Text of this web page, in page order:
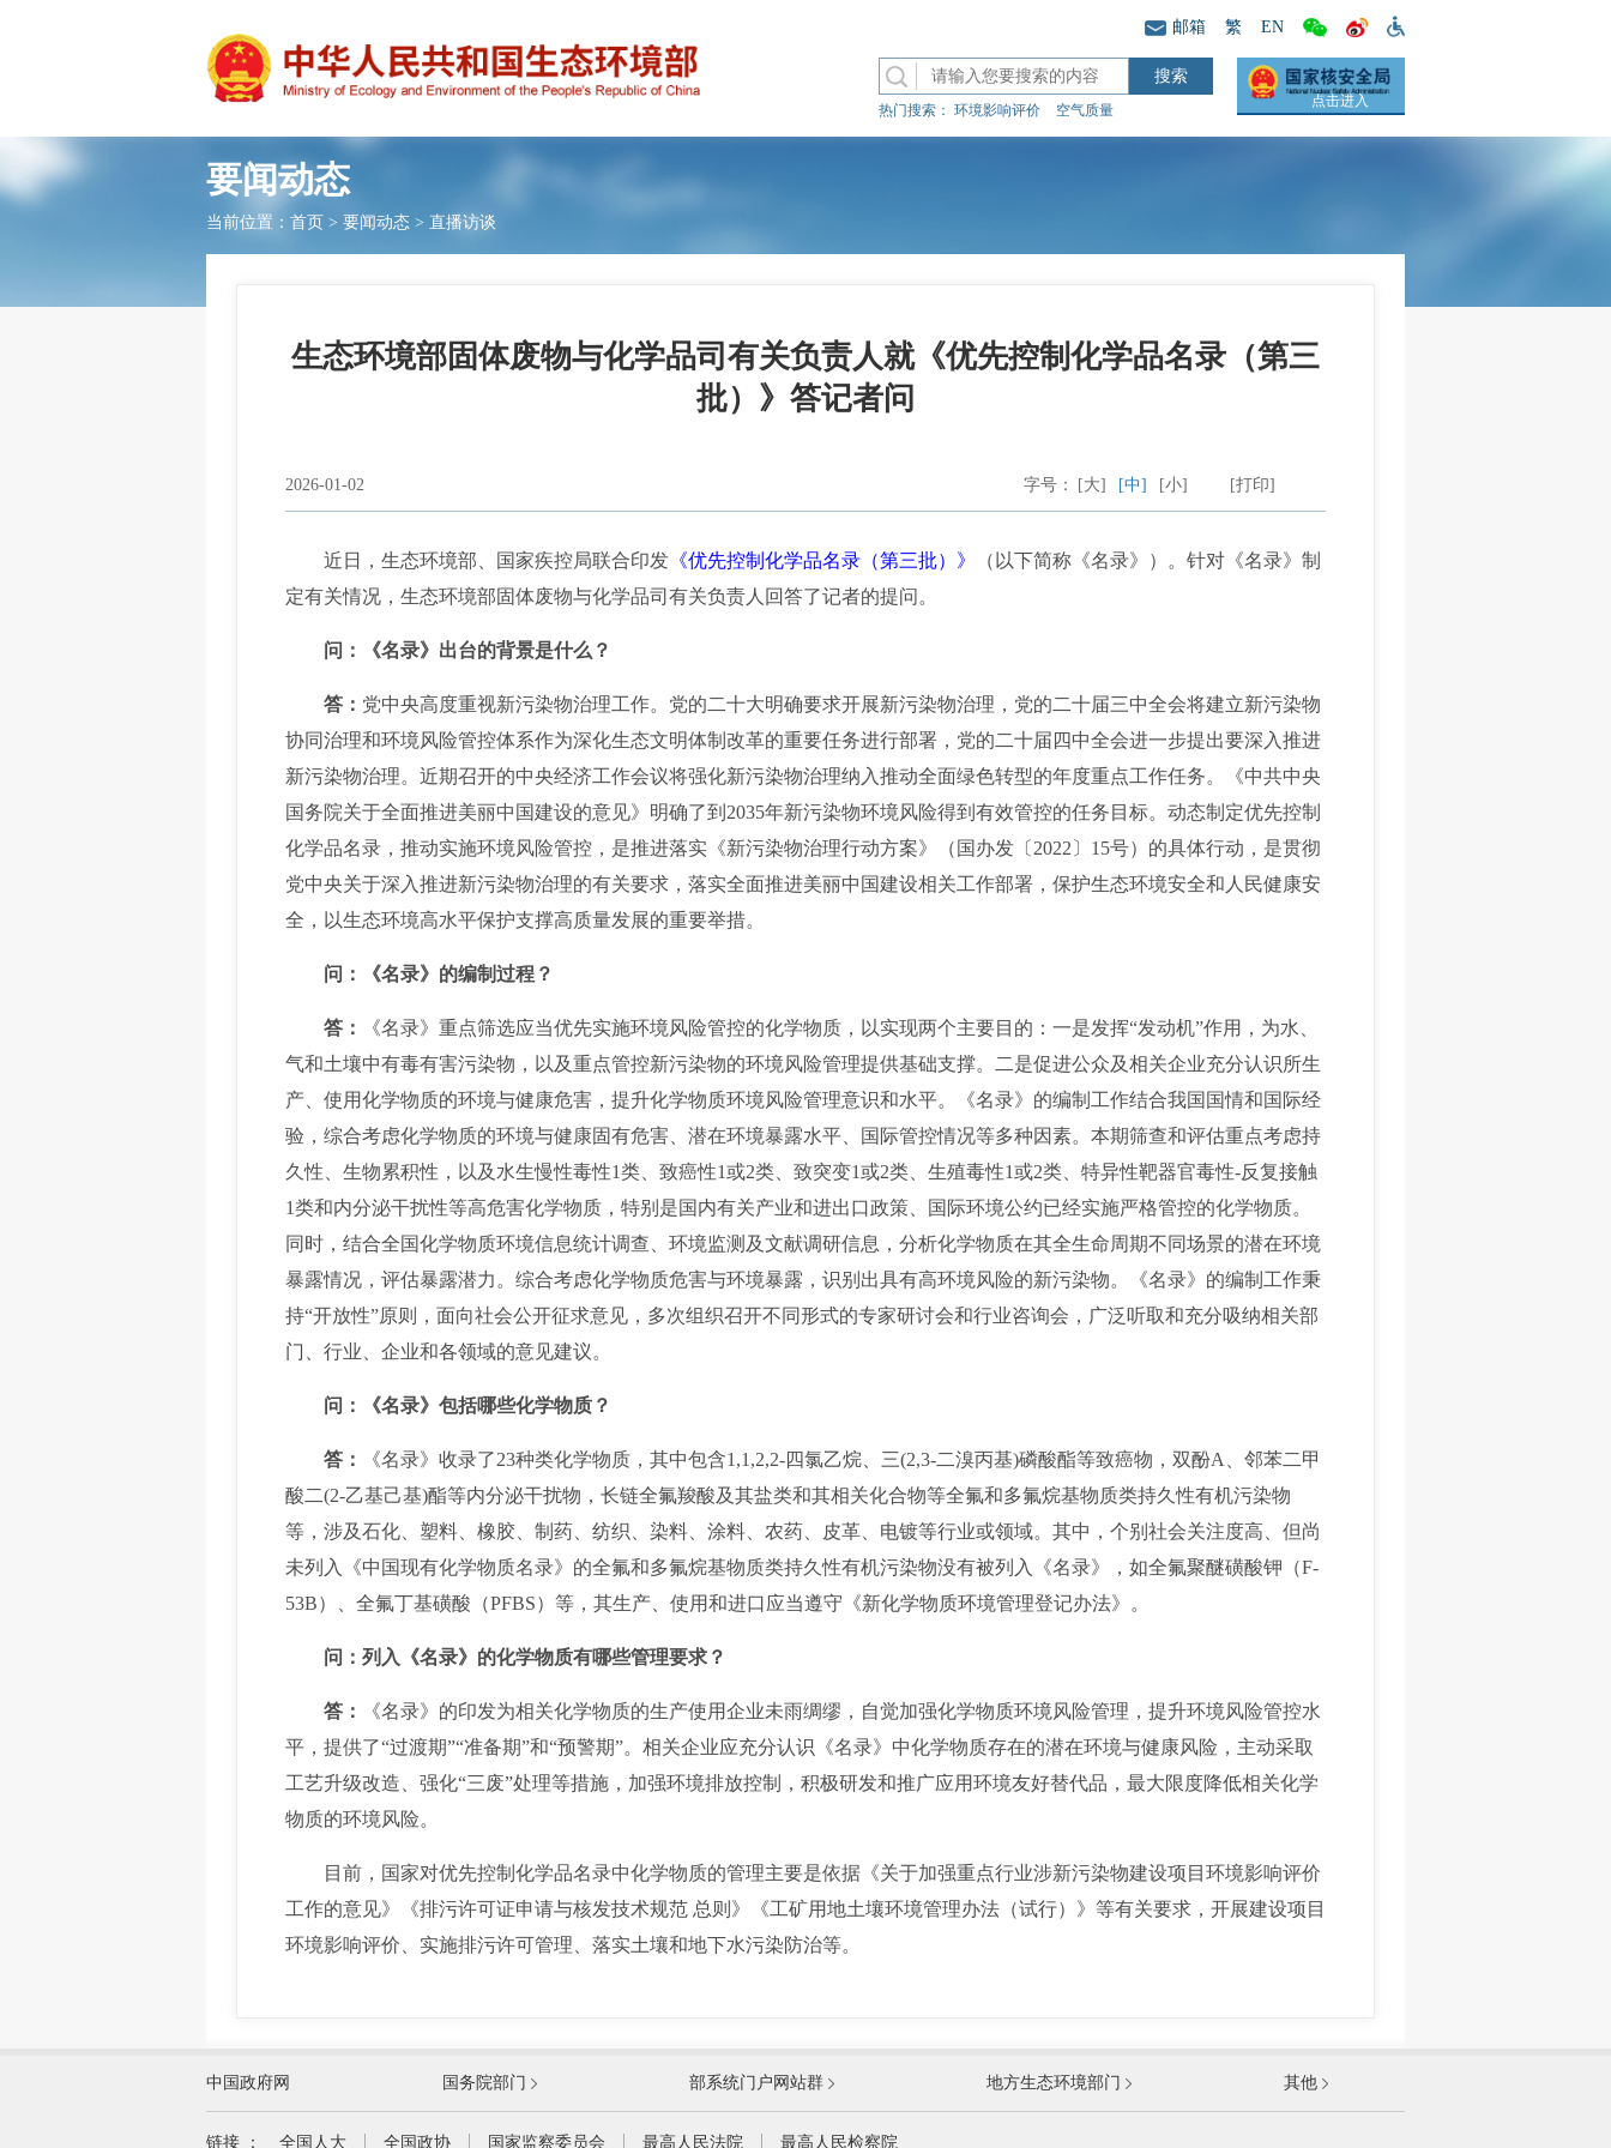
邮箱 繁 EN
热门搜索： 环境影响评价 空气质量
点击进入
要闻动态
当前位置： 首页 > 要闻动态 > 直播访谈
生态环境部固体废物与化学品司有关负责人就《优先控制化学品名录（第三
批）》答记者问
2026-01-02 [打印]
字号： [大] [中] [小]
近日，生态环境部、国家疾控局联合印发 《优先控制化学品名录（第三批）》
（以下简称《名录》）。针对《名录》制
定有关情况，生态环境部固体废物与化学品司有关负责人回答了记者的提问。
问：《名录》出台的背景是什么？
答： 党中央高度重视新污染物治理工作。党的二十大明确要求开展新污染物治理，党的二十届三中全会将建立新污染物
协同治理和环境风险管控体系作为深化生态文明体制改革的重要任务进行部署，党的二十届四中全会进一步提出要深入推进
新污染物治理。近期召开的中央经济工作会议将强化新污染物治理纳入推动全面绿色转型的年度重点工作任务。《中共中央
国务院关于全面推进美丽中国建设的意见》明确了到2035年新污染物环境风险得到有效管控的任务目标。动态制定优先控制
化学品名录，推动实施环境风险管控，是推进落实《新污染物治理行动方案》（国办发〔2022〕15号）的具体行动，是贯彻
党中央关于深入推进新污染物治理的有关要求，落实全面推进美丽中国建设相关工作部署，保护生态环境安全和人民健康安
全，以生态环境高水平保护支撑高质量发展的重要举措。
问：《名录》的编制过程？
答：
《名录》重点筛选应当优先实施环境风险管控的化学物质，以实现两个主要目的：一是发挥“发动机”作用，为水、
气和土壤中有毒有害污染物，以及重点管控新污染物的环境风险管理提供基础支撑。二是促进公众及相关企业充分认识所生
产、使用化学物质的环境与健康危害，提升化学物质环境风险管理意识和水平。《名录》的编制工作结合我国国情和国际经
验，综合考虑化学物质的环境与健康固有危害、潜在环境暴露水平、国际管控情况等多种因素。本期筛查和评估重点考虑持
久性、生物累积性，以及水生慢性毒性1类、致癌性1或2类、致突变1或2类、生殖毒性1或2类、特异性靶器官毒性-反复接触
1类和内分泌干扰性等高危害化学物质，特别是国内有关产业和进出口政策、国际环境公约已经实施严格管控的化学物质。
同时，结合全国化学物质环境信息统计调查、环境监测及文献调研信息，分析化学物质在其全生命周期不同场景的潜在环境
暴露情况，评估暴露潜力。综合考虑化学物质危害与环境暴露，识别出具有高环境风险的新污染物。《名录》的编制工作秉
持“开放性”原则，面向社会公开征求意见，多次组织召开不同形式的专家研讨会和行业咨询会，广泛听取和充分吸纳相关部
门、行业、企业和各领域的意见建议。
问：《名录》包括哪些化学物质？
答：
《名录》收录了23种类化学物质，其中包含1,1,2,2-四氯乙烷、三(2,3-二溴丙基)磷酸酯等致癌物，双酚A、邻苯二甲
酸二(2-乙基己基)酯等内分泌干扰物，长链全氟羧酸及其盐类和其相关化合物等全氟和多氟烷基物质类持久性有机污染物
等，涉及石化、塑料、橡胶、制药、纺织、染料、涂料、农药、皮革、电镀等行业或领域。其中，个别社会关注度高、但尚
未列入《中国现有化学物质名录》的全氟和多氟烷基物质类持久性有机污染物没有被列入《名录》，如全氟聚醚磺酸钾（F-
53B）、全氟丁基磺酸（PFBS）等，其生产、使用和进口应当遵守《新化学物质环境管理登记办法》。
问：列入《名录》的化学物质有哪些管理要求？
答：
《名录》的印发为相关化学物质的生产使用企业未雨绸缪，自觉加强化学物质环境风险管理，提升环境风险管控水
平，提供了“过渡期”“准备期”和“预警期”。相关企业应充分认识《名录》中化学物质存在的潜在环境与健康风险，主动采取
工艺升级改造、强化“三废”处理等措施，加强环境排放控制，积极研发和推广应用环境友好替代品，最大限度降低相关化学
物质的环境风险。
目前，国家对优先控制化学品名录中化学物质的管理主要是依据《关于加强重点行业涉新污染物建设项目环境影响评价
工作的意见》《排污许可证申请与核发技术规范 总则》《工矿用地土壤环境管理办法（试行）》等有关要求，开展建设项目
环境影响评价、实施排污许可管理、落实土壤和地下水污染防治等。
外交部 国防部
国家发展和改革委员会
国家民族事务委员会
公安部
中国政府网 国务院部门 部系统门户网站群 地方生态环境部门 其他
链接 ： 全国人大 全国政协 国家监察委员会 最高人民法院 最高人民检察院